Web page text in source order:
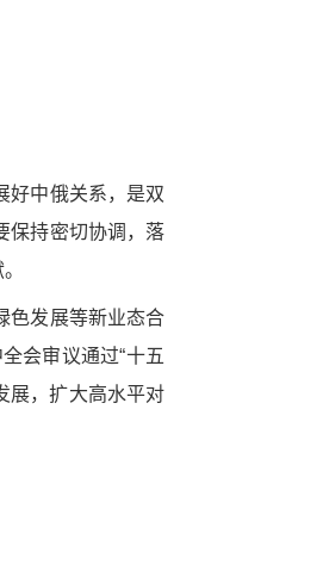
好中俄关系，是双
保持密切协调，落
色发展等新业态合
会审议通过“十五
展，扩大高水平对